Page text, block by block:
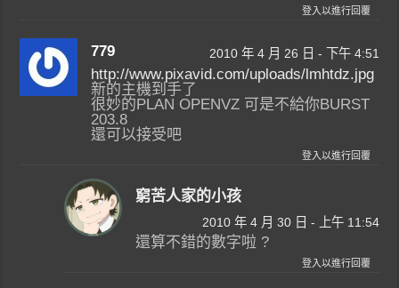
登入以進行回覆
779 2010 年 4 月 26 日 - 下午 4:51
http://www.pixavid.com/uploads/lmhtdz.jpg
新的主機到手了
很妙的PLAN OPENVZ 可是不給你BURST
203.8
還可以接受吧
登入以進行回覆
窮苦人家的小孩
2010 年 4 月 30 日 - 上午 11:54
還算不錯的數字啦 ?
登入以進行回覆